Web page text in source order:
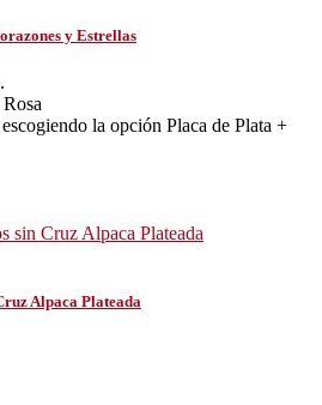
y Estrellas
la opción Placa de Plata +
Alpaca Plateada